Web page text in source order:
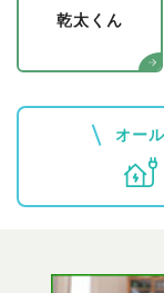
乾太くん
オー